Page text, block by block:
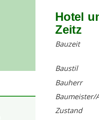
Hotel
Zeitz
Bauzeit
Baustil
Bauherr
Baumeister/
Zustand